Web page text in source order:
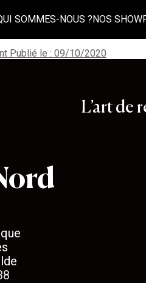
SOMMES-NOUS ?NOS
covid19
Publié le : 09/10/2020
L’art de